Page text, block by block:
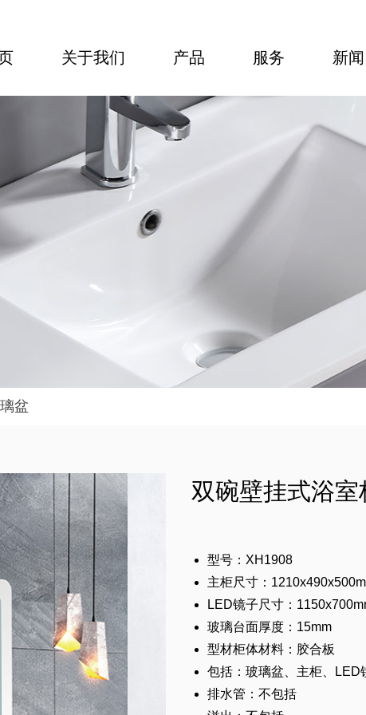
关于我们 产品 服务 新闻
盆
双碗壁挂式浴
型号：XH1908
主柜尺寸：
LED镜子尺寸：
玻璃台面厚度：15mm
型材柜体材料：胶合板
包括：玻璃盆、主柜、LED
排水管：不包括